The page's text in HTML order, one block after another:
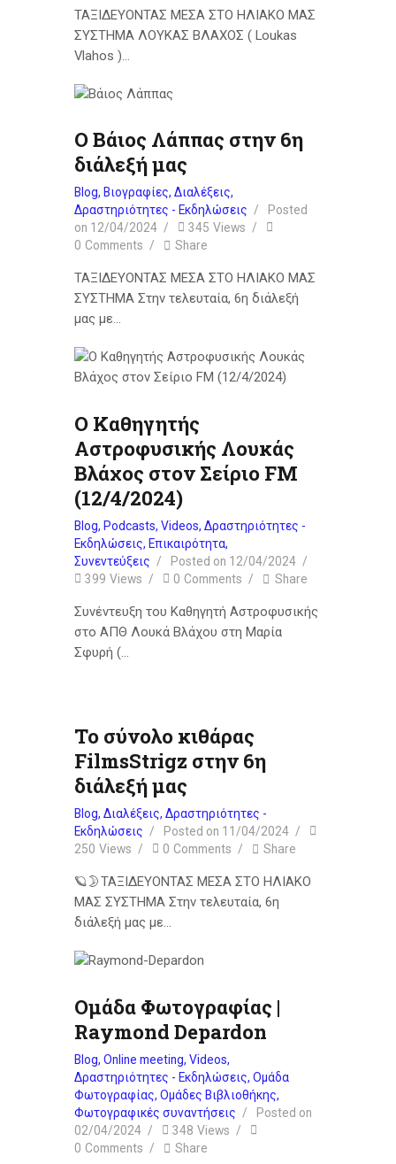
ΤΑΞΙΔΕΥΟΝΤΑΣ ΜΕΣΑ ΣΤΟ ΗΛΙΑΚΟ ΜΑΣ
ΣΥΣΤΗΜΑ ΛΟΥΚΑΣ ΒΛΑΧΟΣ ( Loukas
Vlahos )…
Ο Βάιος Λάππας στην 6η
διάλεξή μας
Blog, Βιογραφίες, Διαλέξεις,
Δραστηριότητες - Εκδηλώσεις
Posted
on 12/04/2024 345 Views
0 Comments Share
ΤΑΞΙΔΕΥΟΝΤΑΣ ΜΕΣΑ ΣΤΟ ΗΛΙΑΚΟ ΜΑΣ
ΣΥΣΤΗΜΑ Στην τελευταία, 6η διάλεξή
μας με…
Ο Καθηγητής
Αστροφυσικής Λουκάς
Βλάχος στον Σείριο FM
(12/4/2024)
Blog, Podcasts, Videos, Δραστηριότητες -
Εκδηλώσεις, Επικαιρότητα,
Συνεντεύξεις
Posted on 12/04/2024
399 Views 0 Comments Share
Συνέντευξη του Καθηγητή Αστροφυσικής
στο ΑΠΘ Λουκά Βλάχου στη Μαρία
Σφυρή (…
Το σύνολο κιθάρας
FilmsStrigz στην 6η
διάλεξή μας
Blog, Διαλέξεις, Δραστηριότητες -
Εκδηλώσεις
Posted on 11/04/2024
250 Views 0 Comments Share
🪐🌛ΤΑΞΙΔΕΥΟΝΤΑΣ ΜΕΣΑ ΣΤΟ ΗΛΙΑΚΟ
ΜΑΣ ΣΥΣΤΗΜΑ Στην τελευταία, 6η
διάλεξή μας με…
Ομάδα Φωτογραφίας |
Raymond Depardon
Blog, Online meeting, Videos,
Δραστηριότητες - Εκδηλώσεις, Ομάδα
Φωτογραφίας, Ομάδες Βιβλιοθήκης,
Φωτογραφικές συναντήσεις
Posted on
02/04/2024
348 Views
0 Comments Share